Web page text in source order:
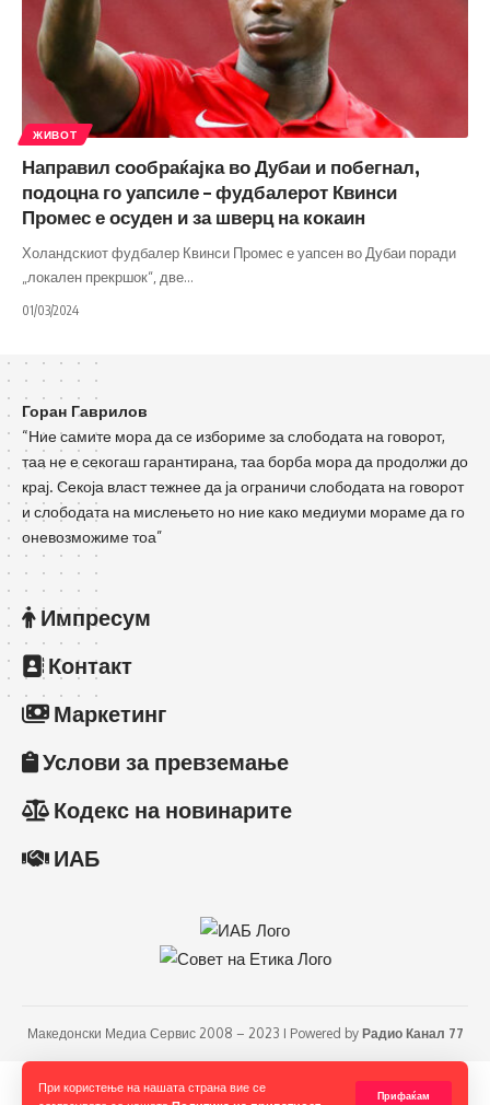
При користење на нашата страна вие се
Прифаќам
ЖИВОТ
Направил сообраќајка во Дубаи и побегнал,
подоцна го уапсиле – фудбалерот Квинси
Промес е осуден и за шверц на кокаин
Холандскиот фудбалер Квинси Промес е уапсен во Дубаи поради
„локален прекршок“, две…
01/03/2024
Горан Гаврилов
“Ние самите мора да се избориме за слободата на говорот,
таа не е секогаш гарантирана, таа борба мора да продолжи до
крај. Секоја власт тежнее да ја ограничи слободата на говорот
и слободата на мислењето но ние како медиуми мораме да го
оневозможиме тоа”
Импресум
Контакт
Маркетинг
Услови за превземање
Кодекс на новинарите
ИАБ
Македонски Медиа Сервис 2008 – 2023 I Powered by Радио Канал 77